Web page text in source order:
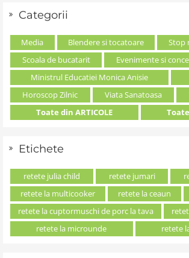
Categorii
Media Blendere si tocatoare
Stop
Scoala de bucatarit
Evenimente si
Ministrul Educatiei Monica Anisie
Horoscop Zilnic
Viata Sanatoasa
Toate din ARTICOLE
Etichete
retete julia child retete jumari
retete la multicooker
retete la ceaun
retete la cuptormuschi de porc la tava
retete la microunde
retete